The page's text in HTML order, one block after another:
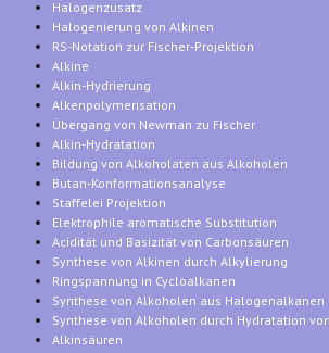
Halogenzusatz
Halogenierung von Alkinen
RS-Notation zur Fischer-Projektion
Alkine
Alkin-Hydrierung
Alkenpolymerisation
Übergang von Newman zu Fischer
Alkin-Hydratation
Bildung von Alkoholaten aus Alkoholen
Butan-Konformationsanalyse
Staffelei Projektion
Elektrophile aromatische Substitution
Acidität und Basizität von Carbonsäuren
Synthese von Alkinen durch Alkylierung
Ringspannung in Cycloalkanen
Synthese von Alkoholen aus Halogenalkanen
Synthese von Alkoholen durch Hydratation
Alkinsäuren